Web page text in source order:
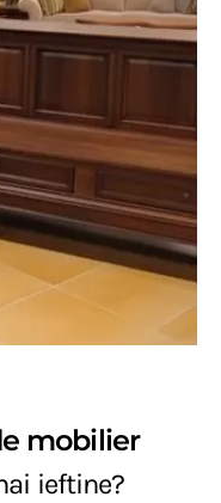
mobilier
ieftine?